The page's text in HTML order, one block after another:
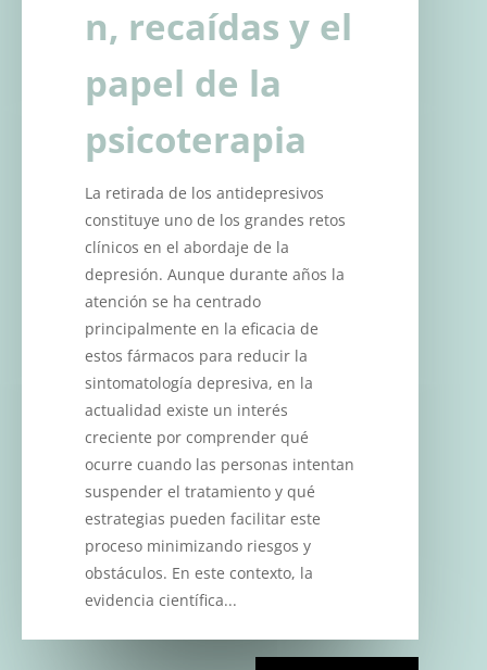
n, recaídas y el
papel de la
psicoterapia
La retirada de los antidepresivos
constituye uno de los grandes retos
clínicos en el abordaje de la
depresión. Aunque durante años la
atención se ha centrado
principalmente en la eficacia de
estos fármacos para reducir la
sintomatología depresiva, en la
actualidad existe un interés
creciente por comprender qué
ocurre cuando las personas intentan
suspender el tratamiento y qué
estrategias pueden facilitar este
proceso minimizando riesgos y
obstáculos. En este contexto, la
evidencia científica...